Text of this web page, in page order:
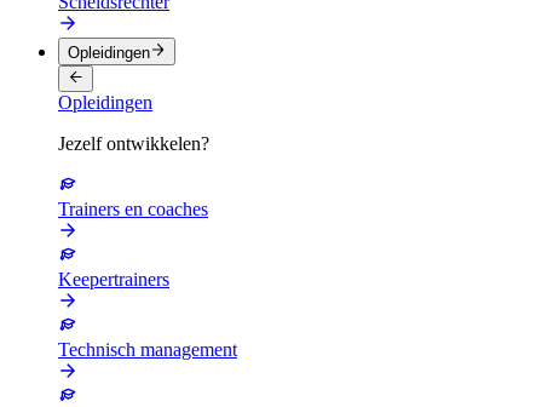
Opleidingen
Opleidingen
Jezelf ontwikkelen?
Trainers en coaches
Keepertrainers
Technisch management